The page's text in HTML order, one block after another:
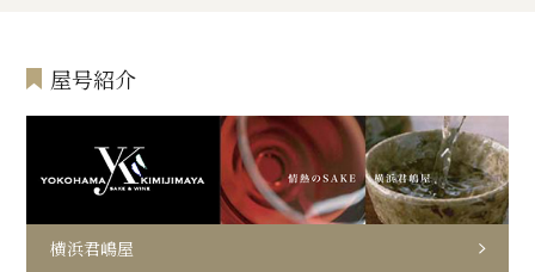
屋号紹介
横浜君嶋屋